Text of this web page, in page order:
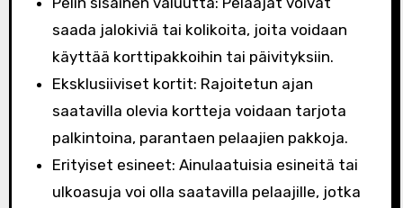
saada jalokiviä tai kolikoita, joita voidaan
käyttää korttipakkoihin tai päivityksiin.
Eksklusiiviset kortit: Rajoitetun ajan
saatavilla olevia kortteja voidaan tarjota
palkintoina, parantaen pelaajien pakkoja.
Erityiset esineet: Ainulaatuisia esineitä tai
ulkoasuja voi olla saatavilla pelaajille, jotka